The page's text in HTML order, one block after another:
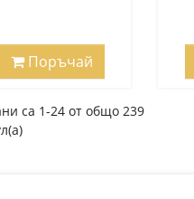
Поръчай
са 1-24 от общо 239